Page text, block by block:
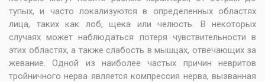
тупых, и часто локализуются в определенных областях
лица, таких как лоб, щека или челюсть. В некоторых
случаях может наблюдаться потеря чувствительности в
этих областях, а также слабость в мышцах, отвечающих за
жевание. Одной из наиболее частых причин невритов
тройничного нерва является компрессия нерва, вызванная